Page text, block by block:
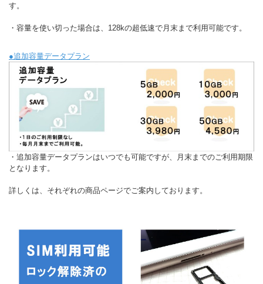
す。
・容量を使い切った場合は、128kの超低速で月末まで利用可能です。
●追加容量データプラン
・追加容量データプランはいつでも可能ですが、月末までのご利用期限
となります。
詳しくは、それぞれの商品ページでご案内しております。